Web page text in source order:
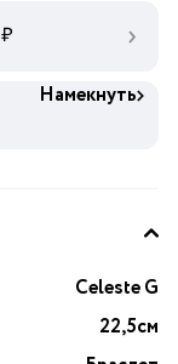
₽
Намекнуть
Celeste G
22,5см